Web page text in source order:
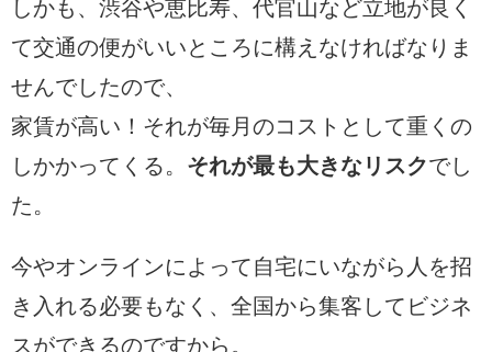
しかも、渋谷や恵比寿、代官山など立地が良く
て交通の便がいいところに構えなければなりま
せんでしたので、
家賃が高い！それが毎月のコストとして重くの
しかかってくる。 それが最も大きなリスクでし
た。
今やオンラインによって自宅にいながら人を招
き入れる必要もなく、全国から集客してビジネ
スができるのですから。